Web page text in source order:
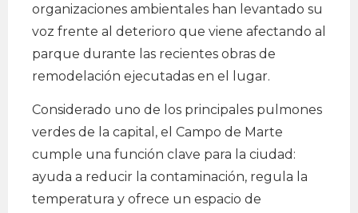
organizaciones ambientales han levantado su
voz frente al deterioro que viene afectando al
parque durante las recientes obras de
remodelación ejecutadas en el lugar.
Considerado uno de los principales pulmones
verdes de la capital, el Campo de Marte
cumple una función clave para la ciudad:
ayuda a reducir la contaminación, regula la
temperatura y ofrece un espacio de